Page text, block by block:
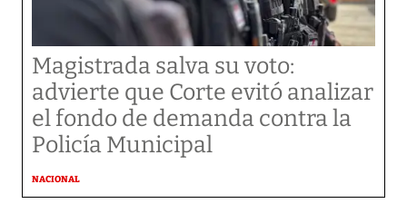
Magistrada salva su voto:
advierte que Corte evitó analizar
el fondo de demanda contra la
Policía Municipal
NACIONAL